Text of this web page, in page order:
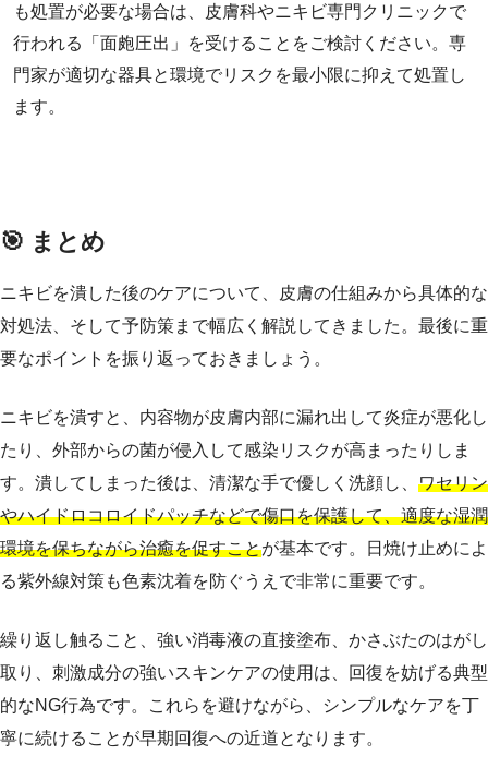
も処置が必要な場合は、皮膚科やニキビ専門クリニックで
行われる「面皰圧出」を受けることをご検討ください。専
門家が適切な器具と環境でリスクを最小限に抑えて処置し
ます。
🎯 まとめ
ニキビを潰した後のケアについて、皮膚の仕組みから具体的な
対処法、そして予防策まで幅広く解説してきました。最後に重
要なポイントを振り返っておきましょう。
ニキビを潰すと、内容物が皮膚内部に漏れ出して炎症が悪化し
たり、外部からの菌が侵入して感染リスクが高まったりしま
す。潰してしまった後は、清潔な手で優しく洗顔し、 ワセリン
やハイドロコロイドパッチなどで傷口を保護して、適度な湿潤
環境を保ちながら治癒を促すことが基本です。日焼け止めによ
る紫外線対策も色素沈着を防ぐうえで非常に重要です。
繰り返し触ること、強い消毒液の直接塗布、かさぶたのはがし
取り、刺激成分の強いスキンケアの使用は、回復を妨げる典型
的なNG行為です。これらを避けながら、シンプルなケアを丁
寧に続けることが早期回復への近道となります。